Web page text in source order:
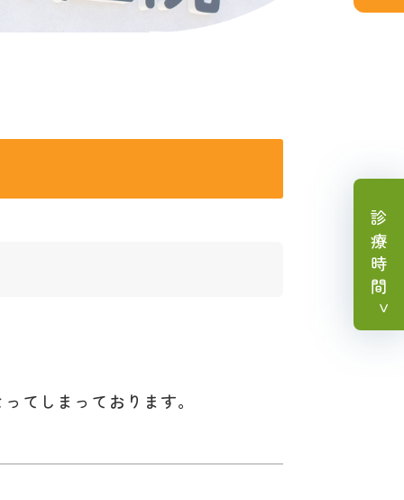
てしまっております。
診療
時間